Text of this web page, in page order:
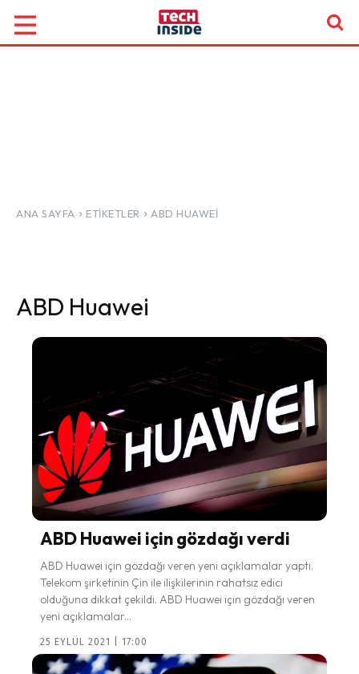
ANA SAYFA ETIKETLER ABD HUAWEI
ABD Huawei
ABD Huawei için gözdağı verdi
ABD Huawei için gözdağı veren yeni açıklamalar yaptı.
Telekom şirketinin Çin ile ilişkilerinin rahatsız edici
olduğuna dikkat çekildi. ABD Huawei için gözdağı veren
yeni açıklamalar...
25 EYLÜL 2021 | 17:00